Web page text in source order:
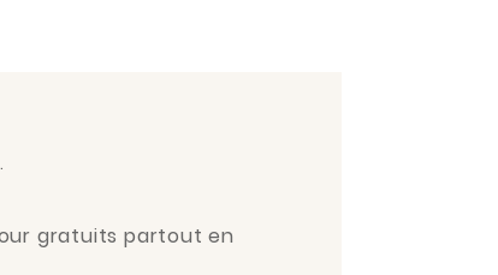
gratuits partout en